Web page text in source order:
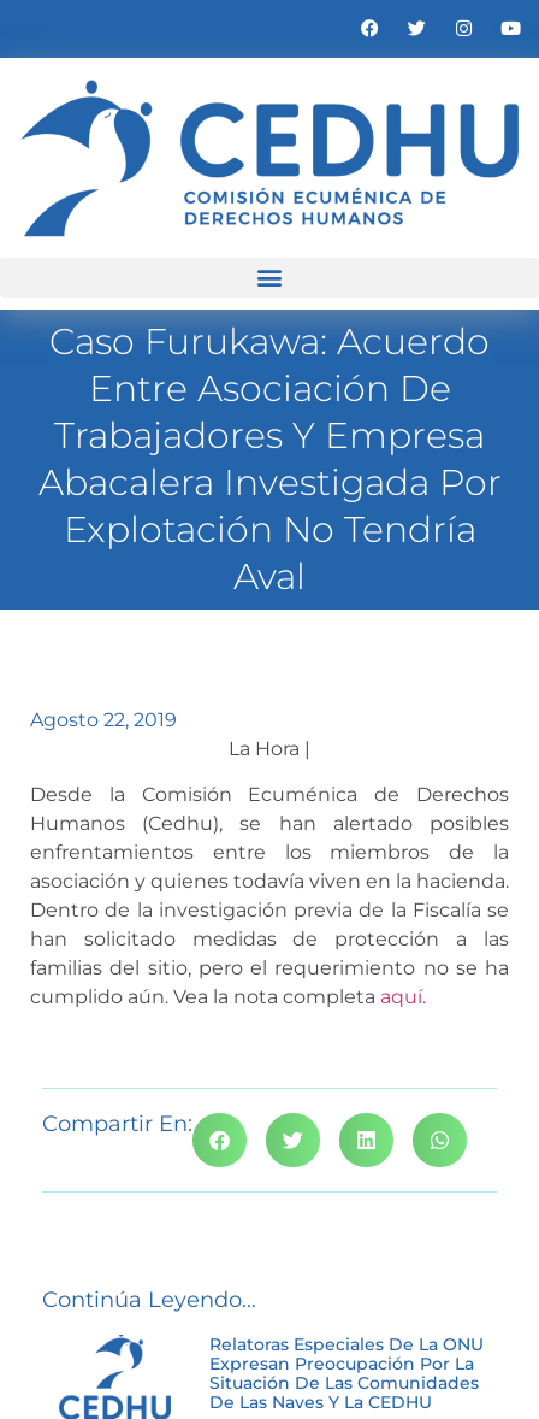
Caso Furukawa: Acuerdo
Entre Asociación De
Trabajadores Y Empresa
Abacalera Investigada Por
Explotación No Tendría
Aval
Agosto 22, 2019
La Hora |
Desde la Comisión Ecuménica de Derechos
Humanos (Cedhu), se han alertado posibles
enfrentamientos entre los miembros de la
asociación y quienes todavía viven en la hacienda.
Dentro de la investigación previa de la Fiscalía se
han solicitado medidas de protección a las
familias del sitio, pero el requerimiento no se ha
cumplido aún. Vea la nota completa aquí.
Compartir En:
Continúa Leyendo...
Relatoras Especiales De La ONU
Expresan Preocupación Por La
Situación De Las Comunidades
De Las Naves Y La CEDHU